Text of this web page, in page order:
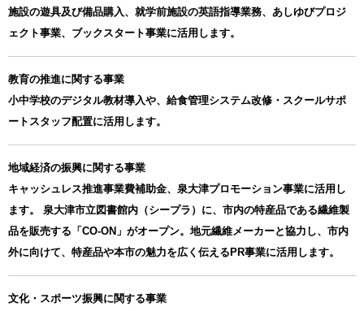
施設の遊具及び備品購入、就学前施設の英語指導業務、あしゆびプロジ
ェクト事業、ブックスタート事業に活用します。
教育の推進に関する事業
小中学校のデジタル教材導入や、給食管理システム改修・スクールサポ
ートスタッフ配置に活用します。
地域経済の振興に関する事業
キャッシュレス推進事業費補助金、泉大津プロモーション事業に活用し
ます。 泉大津市立図書館内（シープラ）に、市内の特産品である繊維製
品を販売する「CO-ON」がオープン。地元繊維メーカーと協力し、市内
外に向けて、特産品や本市の魅力を広く伝えるPR事業に活用します。
文化・スポーツ振興に関する事業